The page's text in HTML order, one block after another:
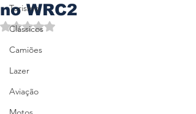
Turismo
Clássicos
Camiões
Lazer
Aviação
no WRC2
Avaliado com NaN de 5 estrelas.